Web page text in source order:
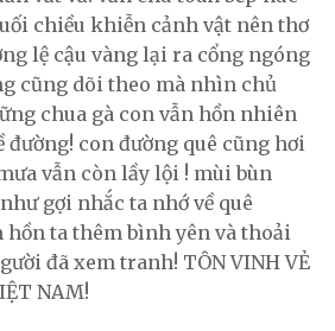
chiều khiễn cảnh vật nên thơ
lệ cậu vàng lại ra cổng ngóng
cũng dõi theo mà nhìn chủ
chua gà con vẫn hồn nhiên
đường! con đường quê cũng hơi
vẫn còn lầy lội ! mùi bùn
gợi nhắc ta nhớ về quê
hồn ta thêm bình yên và thoải
đã xem tranh! TÔN VINH VẺ
NAM!